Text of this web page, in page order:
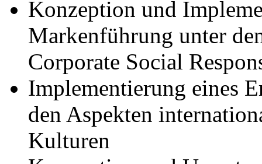
Konzeption und
Markenführung unter
Corporate Social
Implementierung eines
den Aspekten
Kulturen